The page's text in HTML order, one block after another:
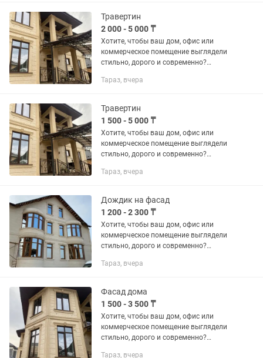
Это...
Травертин
2 000 - 5 000 ₸
Хотите, чтобы ваш дом, офис или
коммерческое помещение выглядели
стильно, дорого и современно?
по нанесению жидкого травертина
Это...
Тараз, вчера
Травертин
1 500 - 5 000 ₸
Хотите, чтобы ваш дом, офис или
коммерческое помещение выглядели
стильно, дорого и современно?
по нанесению жидкого травертина
Это...
Тараз, вчера
Дождик на фасад
1 200 - 2 300 ₸
Хотите, чтобы ваш дом, офис или
коммерческое помещение выглядели
стильно, дорого и современно?
по нанесению жидкого травертина
Это...
Тараз, вчера
Фасад дома
1 500 - 3 500 ₸
Хотите, чтобы ваш дом, офис или
коммерческое помещение выглядели
стильно, дорого и современно?
Тараз, вчера